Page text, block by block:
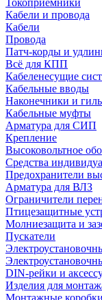
Токоприемники
Кабели и провода
Кабели
Провода
Патч-корды и
Всё для КПП
Кабеленесущие
Кабельные вводы
Наконечники и
Кабельные муфты
Арматура для СИП
Крепление
Высоковольтное
Средства
Предохранители
Арматура для ВЛЗ
Ограничители
Птицезащитные
Молниезащита и
Пускатели
DIN-рейки и
Изделия для
Монтажные